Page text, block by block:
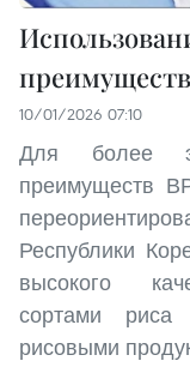
10/01/2026 07:10
Для более
преимуществ
Республики
высокого
сортами риса
рисовыми